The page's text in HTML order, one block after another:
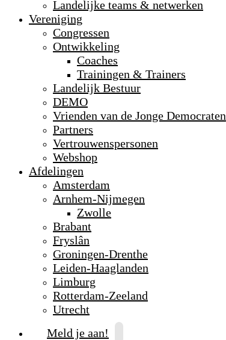
Landelijke teams & netwerken
Vereniging
Congressen
Ontwikkeling
Coaches
Trainingen & Trainers
Landelijk Bestuur
DEMO
Vrienden van de Jonge Democraten
Partners
Vertrouwenspersonen
Webshop
Afdelingen
Amsterdam
Arnhem-Nijmegen
Zwolle
Brabant
Fryslân
Groningen-Drenthe
Leiden-Haaglanden
Limburg
Rotterdam-Zeeland
Utrecht
Meld je aan!